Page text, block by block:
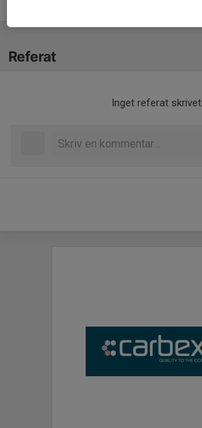
Referat
Inget referat skrivet